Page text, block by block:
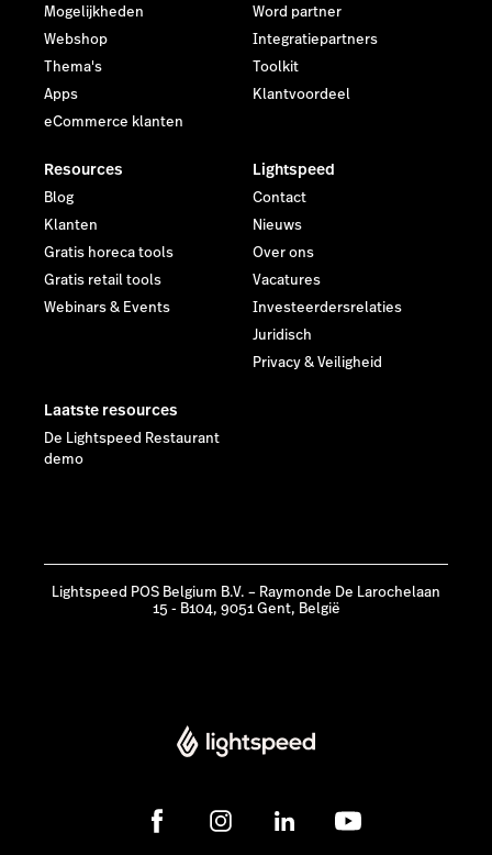
Mogelijkheden
Webshop
Thema's
Apps
eCommerce klanten
Word partner
Integratiepartners
Toolkit
Klantvoordeel
Resources
Blog
Klanten
Gratis horeca tools
Gratis retail tools
Webinars & Events
Lightspeed
Contact
Nieuws
Over ons
Vacatures
Investeerdersrelaties
Juridisch
Privacy & Veiligheid
Laatste resources
De Lightspeed Restaurant
demo
Lightspeed POS Belgium B.V. – Raymonde De Larochelaan
15 - B104, 9051 Gent, België